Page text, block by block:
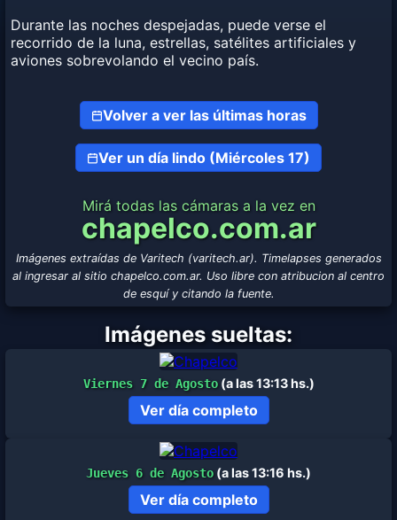
Durante las noches despejadas, puede verse el
recorrido de la luna, estrellas, satélites artificiales y
aviones sobrevolando el vecino país.
Volver a ver las últimas horas
Ver un día lindo (Miércoles 17)
Mirá todas las cámaras a la vez en
chapelco.com.ar
Imágenes extraídas de Varitech (varitech.ar). Timelapses generados
al ingresar al sitio chapelco.com.ar. Uso libre con atribucion al centro
de esquí y citando la fuente.
Imágenes sueltas:
Viernes 7 de Agosto(a las 13:13 hs.)
Ver día completo
Jueves 6 de Agosto (a las 13:16 hs.)
Ver día completo